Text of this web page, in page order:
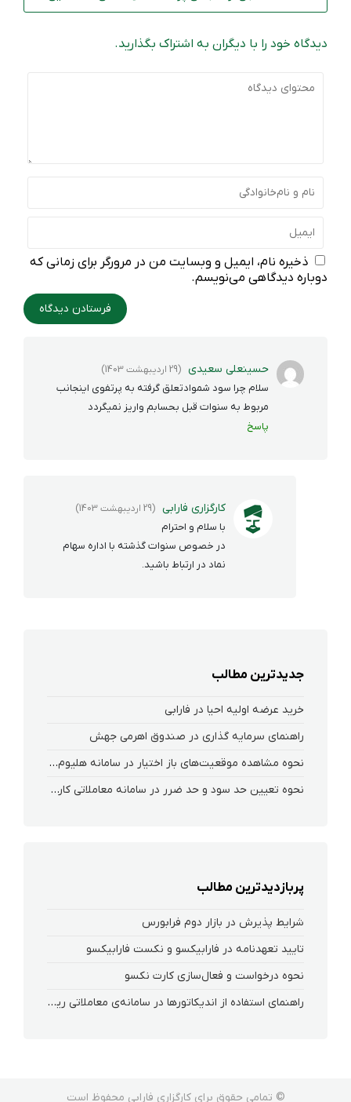
دیدگاه خود را با دیگران به اشتراک بگذارید.
ذخیره نام، ایمیل و وبسایت من در مرورگر برای زمانی که
دوباره دیدگاهی می‌نویسم.
حسینعلی سعیدی (29 اردیبهشت 1403)
سلام چرا سود شموادتعلق گرفته به پرتفوی اینجانب
مربوط به سنوات قبل بحسابم واریز نمیگردد
پاسخ
کارگزاری فارابی (29 اردیبهشت 1403)
با سلام و احترام
در خصوص سنوات گذشته با اداره سهام
نماد در ارتباط باشید.
جدیدترین مطالب
خرید عرضه اولیه احیا در فارابی
راهنمای سرمایه گذاری در صندوق اهرمی جهش
نحوه‌ مشاهده‌ موقعیت‌های باز اختیار در سامانه هلیوم و نکست
نحوه تعیین حد سود و حد ضرر در سامانه معاملاتی کارگزاری فارابی
پربازدیدترین مطالب
شرایط پذیرش در بازار دوم فرابورس
تایید تعهدنامه در فارابیکسو و نکست فارابیکسو
نحوه درخواست و فعال‌سازی کارت نکسو
راهنمای استفاده از اندیکاتورها در سامانه‌ی معاملاتی ریواس
© تمامی حقوق برای کارگزاری فارابی محفوظ است